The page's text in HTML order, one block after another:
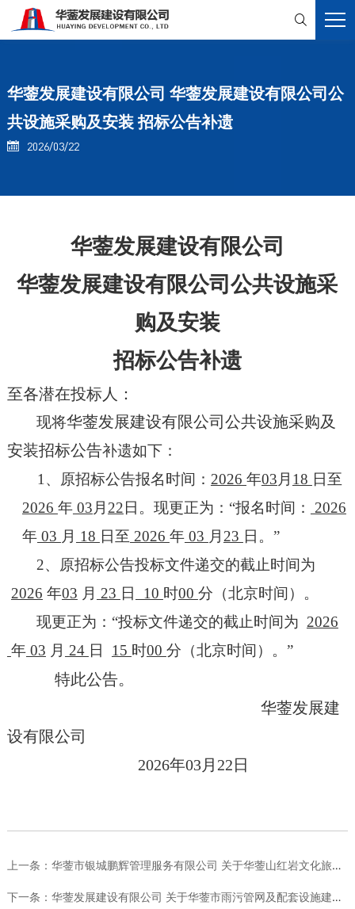

华蓥发展建设有限公司 华蓥发展建设有限公司公
共设施采购及安装 招标公告补遗
 2026/03/22
华蓥发展建设有限公司
华蓥发展建设有限公司公共设施采
购及安装
招标公告补遗
至各潜在投标人：
现将华蓥发展建设有限公司公共设施采购及
安装招标公告补遗如下：
1、原招标公告报名时间： 2026 年03 月 18 日至
2026 年03 月 22 日。现更正为： “报名时间：
2026
年03 月 18 日至 2026 年03 月 23 日。 ”
2、原招标公告投标文件递交的截止时间为
2026 年03 月 23 日 10 时00 分（北京时间）。
现更正为： “投标文件递交的截止时间为 2026
年03 月 24 日 15 时00 分（北京时间）。 ”
特此公告。
华蓥发展建
设有限公司
2026年03月22日
上一条： 华蓥市银城鹏辉管理服务有限公司 关于华蓥山红岩文化旅游综合体...
下一条： 华蓥发展建设有限公司 关于华蓥市雨污管网及配套设施建设项目（...